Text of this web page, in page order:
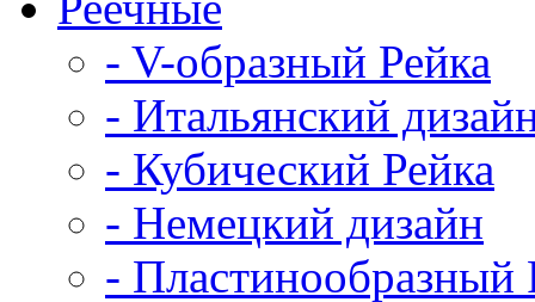
- V-образный Рейка
- Итальянский
- Кубический Рейка
- Немецкий дизайн
- Пластинообразный